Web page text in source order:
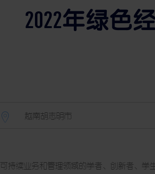
2022年绿色
越南胡志明市
可持续业务和管理领域的学者、创新者、学